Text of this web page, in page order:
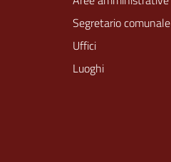
Segretario comunale
Uffici
Luoghi